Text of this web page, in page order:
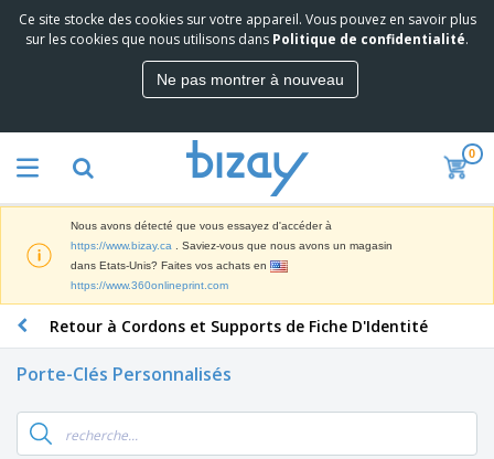
Ce site stocke des cookies sur votre appareil. Vous pouvez en savoir plus
sur les cookies que nous utilisons dans Politique de confidentialité.
Ne pas montrer à nouveau
0
Nous avons détecté que vous essayez d'accéder à
https://www.bizay.ca
. Saviez-vous que nous avons un magasin
dans Etats-Unis? Faites vos achats en
https://www.360onlineprint.com
Retour à Cordons et Supports de Fiche D'Identité
Porte-Clés Personnalisés